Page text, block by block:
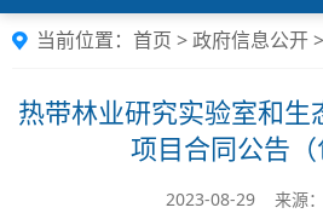
当前位置： 首页 >政府信息公开>
热带林业研究实验室和生
项目合同公告（
2023-08-29 来源